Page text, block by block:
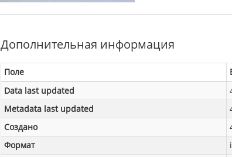
Дополнительная информация
Поле
Data last updated
Metadata last updated
Создано
Формат